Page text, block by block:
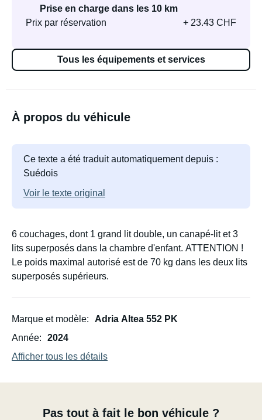
Prise en charge dans les 10 km
Prix par réservation
+ 23.43 CHF
Tous les équipements et services
À propos du véhicule
Ce texte a été traduit automatiquement depuis :
Suédois
Voir le texte original
6 couchages, dont 1 grand lit double, un canapé-lit et 3
lits superposés dans la chambre d'enfant. ATTENTION !
Le poids maximal autorisé est de 70 kg dans les deux lits
superposés supérieurs.
Marque et modèle
Adria Altea 552 PK
Année
2024
Afficher tous les détails
Pas tout à fait le bon véhicule ?